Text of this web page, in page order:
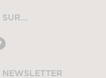
SUR...
NEWSLETTER